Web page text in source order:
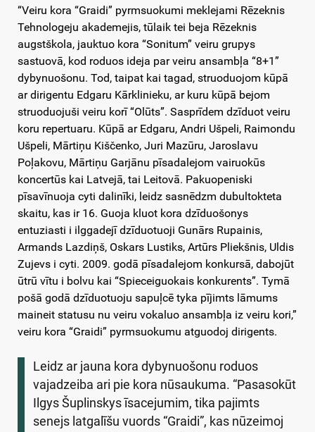
“Veiru kora “Graidi” pyrmsuokumi meklejami Rēzeknis
Tehnologeju akademejis, tūlaik tei beja Rēzeknis
augstškola, jauktuo kora “Sonitum” veiru grupys
sastuovā, kod roduos ideja par veiru ansambļa “8+1”
dybynuošonu. Tod, taipat kai tagad, struoduojom kūpā
ar dirigentu Edgaru Kārklinieku, ar kuru kūpā bejom
struoduojuši veiru korī “Olūts”. Sasprīdem dzīduot veiru
koru repertuaru. Kūpā ar Edgaru, Andri Ušpeli, Raimondu
Ušpeli, Mārtiņu Kiščenko, Juri Mazūru, Jaroslavu
Poļakovu, Mārtiņu Garjānu pīsadalejom vairuokūs
koncertūs kai Latvejā, tai Leitovā. Pakuopeniski
pīsavīnuoja cyti dalinīki, leidz sasnēdzm dubultokteta
skaitu, kas ir 16. Guoja kluot kora dzīduošonys
entuziasti i ilggadejī dzīduotuoji Gunārs Rupainis,
Armands Lazdiņš, Oskars Lustiks, Artūrs Pliekšnis, Uldis
Zujevs i cyti. 2009. godā pīsadalejom konkursā, dabojūt
ūtrū vītu i bolvu kai “Spieceiguokais konkurents”. Tymā
pošā godā dzīduotuoju sapuļcē tyka pījimts lāmums
maineit statusu nu veiru vokaluo ansambļa iz veiru kori,”
veiru kora “Graidi” pyrmsuokumu atguodoj dirigents.
Leidz ar jauna kora dybynuošonu roduos
vajadzeiba ari pie kora nūsaukuma. “Pasasokūt
Ilgys Šuplinskys īsacejumim, tika pajimts
senejs latgalīšu vuords “Graidi”, kas nūzeimoj